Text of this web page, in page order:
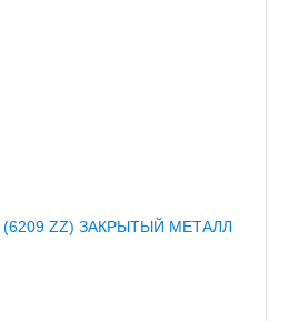
ZZ) ЗАКРЫТЫЙ МЕТАЛЛ